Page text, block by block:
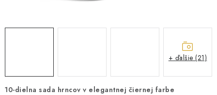
STOJANY A REGÁLY
SKRIŇA NA TOPANKY
10-dielna sada hrncov v elegantnej čiernej farbe
+ ďalšie (21)